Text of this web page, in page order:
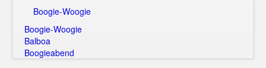
Boogie-Woogie
Boogie-Woogie
Balboa
Boogieabend